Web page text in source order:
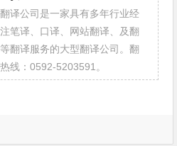
译公司是一家具有多年行业经
笔译、口译、网站翻译、及翻
翻译服务的大型翻译公司。翻
线：0592-5203591。